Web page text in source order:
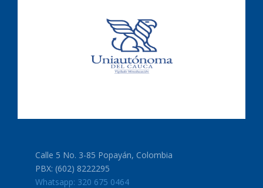
Calle 5 No. 3-85 Popayán, Colombia
PBX: (602) 8222295
Whatsapp: 320 675 0464